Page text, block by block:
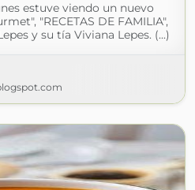
estuve viendo un nuevo
"RECETAS DE FAMILIA",
y su tía Viviana Lepes. (...)